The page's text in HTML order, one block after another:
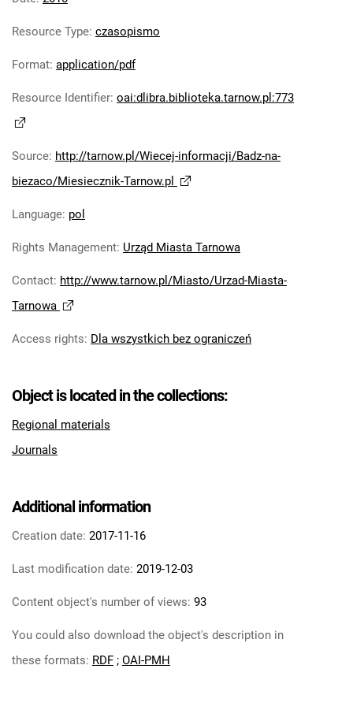
Tarnów.pl. 2018
Tarnów.pl. 2020
Tarnów.pl. 2021
Tarnów.pl.2024
Resource Type: czasopismo
Format: application/pdf
Resource Identifier: oai:dlibra.biblioteka.tarnow.pl:773
Source: http://tarnow.pl/Wiecej-informacji/Badz-na-
biezaco/Miesiecznik-Tarnow.pl
Language: pol
Rights Management: Urząd Miasta Tarnowa
Contact: http://www.tarnow.pl/Miasto/Urzad-Miasta-
Tarnowa
Access rights: Dla wszystkich bez ograniczeń
Object is located in the collections:
Regional materials
Journals
Additional information
Creation date: 2017-11-16
Last modification date: 2019-12-03
Content object's number of views: 93
You could also download the object's description in
these formats: RDF ; OAI-PMH